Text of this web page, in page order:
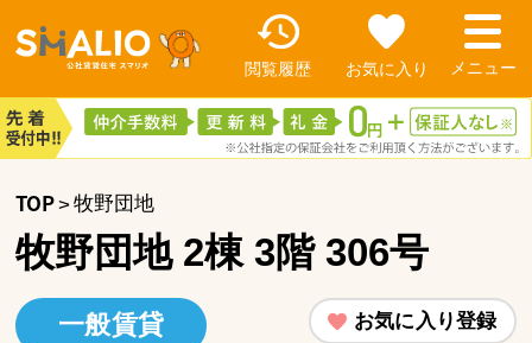
閲覧履歴 お気に入り
TOP 牧野団地
牧野団地 2棟 3階 306号
一般賃貸 お気に入り登録